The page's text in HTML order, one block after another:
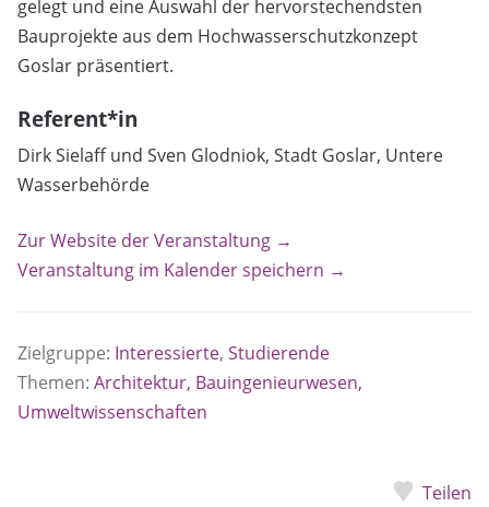
gelegt und eine Auswahl der hervorstechendsten
Bauprojekte aus dem Hochwasserschutzkonzept
Goslar präsentiert.
Referent*in
Dirk Sielaff und Sven Glodniok, Stadt Goslar, Untere
Wasserbehörde
Zur Website der Veranstaltung →
Veranstaltung im Kalender speichern →
Zielgruppe: Interessierte, Studierende
Themen: Architektur, Bauingenieurwesen,
Umweltwissenschaften
Teilen